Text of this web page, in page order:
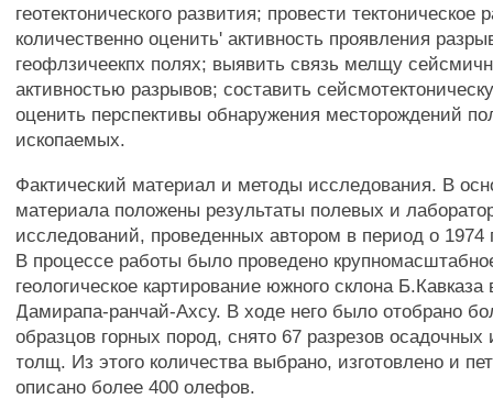
геотектонического развития; провести тектоническое
количественно оценить' активность проявления
геофлзичеекпх полях; выявить связь мелщу
активностью разрывов; составить
оценить перспективы обнаружения месторождений
ископаемых.
Фактический материал и методы исследования. В
материала положены результаты полевых и
исследований, проведенных автором в период о 1974
В процессе работы было проведено
геологическое картирование южного склона
Дамирапа-ранчай-Ахсу. В ходе него было отобрано
образцов горных пород, снято 67 разрезов осадочных
толщ. Из этого количества выбрано, изготовлено и
описано более 400 олефов.